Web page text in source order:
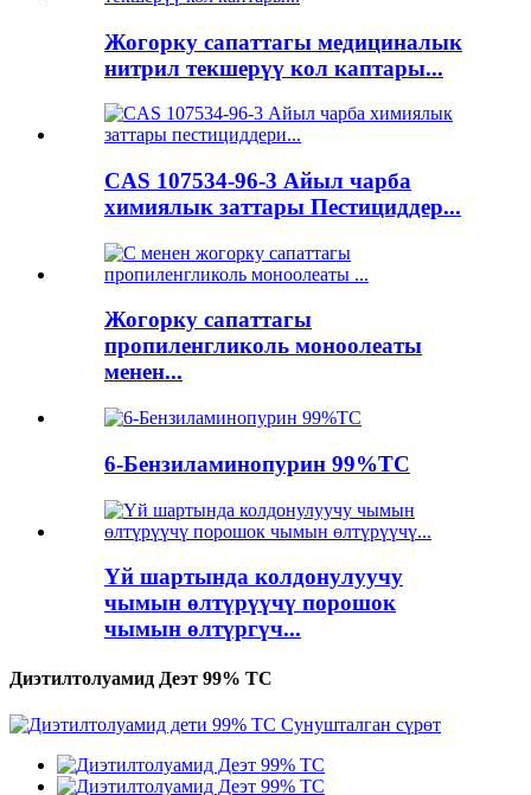
Жогорку сапаттагы медициналык
нитрил текшерүү кол каптары...
CAS 107534-96-3 Айыл чарба
химиялык заттары Пестициддер...
Жогорку сапаттагы
пропиленгликоль моноолеаты
менен...
6-Бензиламинопурин 99%TC
Үй шартында колдонулуучу
чымын өлтүрүүчү порошок
чымын өлтүргүч...
Диэтилтолуамид Деэт 99% TC